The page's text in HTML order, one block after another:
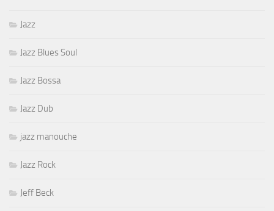
Jazz
Jazz Blues Soul
Jazz Bossa
Jazz Dub
jazz manouche
Jazz Rock
Jeff Beck